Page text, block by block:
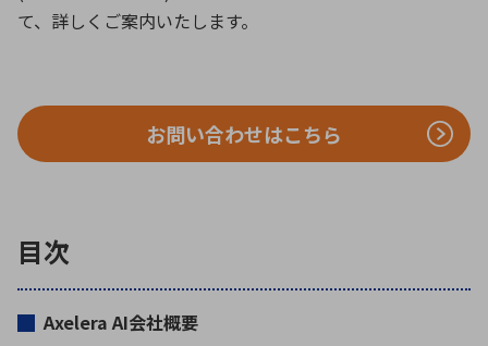
照射
シミュレーター
半導体・電子部品小ロット
て、詳しくご案内いたします。
お問い合わせはこちら
目次
Axelera AI会社概要